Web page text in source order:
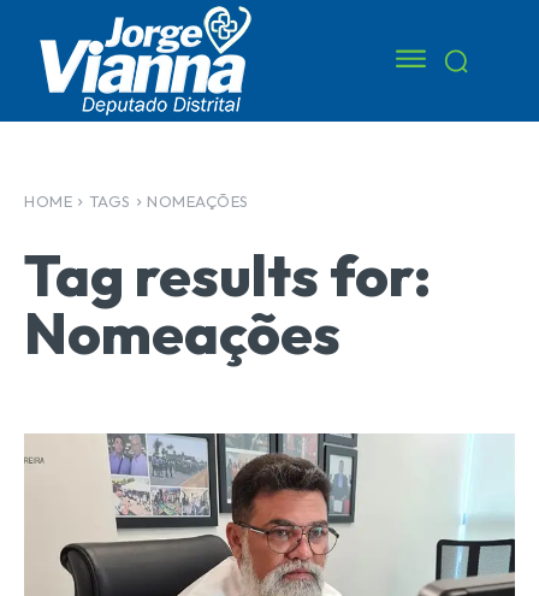
HOME TAGS NOMEAÇÕES
Tag results for:
Nomeações